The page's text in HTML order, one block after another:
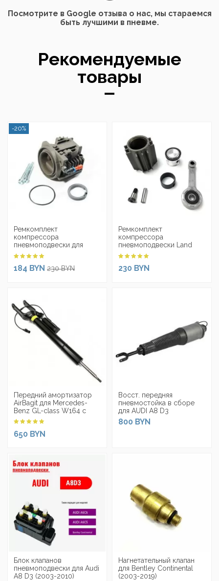
Посмотрите в Google отзыва о нас, мы стараемся
быть лучшими в пневме.
Рекомендуемые
товары
-20%
Ремкомплект
компрессора
пневмоподвески для
Volkswagen Touareg
(2003-2010)
184 BYN 230 BYN
Ремкомплект
компрессора
пневмоподвески Land
Rover Range Rover Sport
L320 (2005-2013)...
230 BYN
Передний амортизатор
AirBagit для Mercedes-
Benz GL-class W164 c
ADS без пневмобаллона
650 BYN
Восст. передняя
пневмостойка в сборе
для AUDI A8 D3
800 BYN
Блок клапанов
пневмоподвески для Audi
A8 D3 (2003-2010)
Нагнетательный клапан
для Bentley Continental
(2003-2019)